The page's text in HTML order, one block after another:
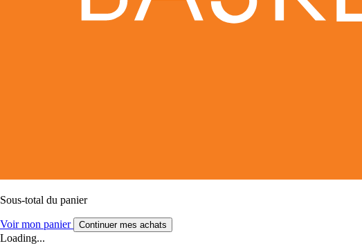
Sous-total du panier
Voir mon panier Continuer mes achats
Loading...